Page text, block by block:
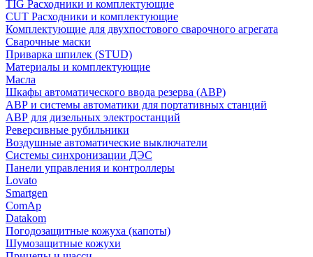
TIG Расходники и комплектующие
CUT Расходники и комплектующие
Комплектующие для двухпостового сварочного агрегата
Сварочные маски
Приварка шпилек (STUD)
Материалы и комплектующие
Масла
Шкафы автоматического ввода резерва (АВР)
АВР и системы автоматики для портативных станций
АВР для дизельных электростанций
Реверсивные рубильники
Воздушные автоматические выключатели
Системы синхронизации ДЭС
Панели управления и контроллеры
Lovato
Smartgen
ComAp
Datakom
Погодозащитные кожуха (капоты)
Шумозащитные кожухи